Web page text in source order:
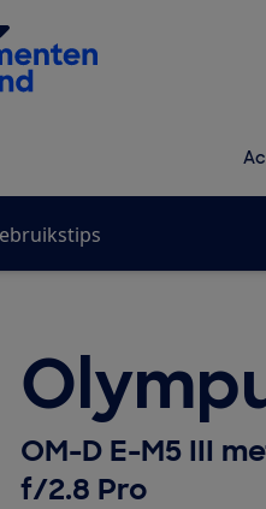
de Consumentenbond
OM-D E-M5 III
f/2.8 Pro